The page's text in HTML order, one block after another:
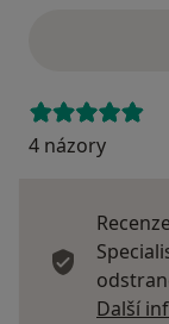
4 názory
Další